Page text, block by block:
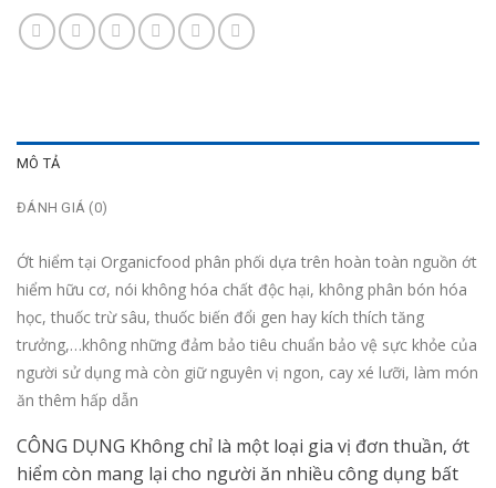
MÔ TẢ
ĐÁNH GIÁ (0)
Ớt hiểm tại Organicfood phân phối dựa trên hoàn toàn nguồn ớt
hiểm hữu cơ, nói không hóa chất độc hại, không phân bón hóa
học, thuốc trừ sâu, thuốc biến đổi gen hay kích thích tăng
trưởng,…không những đảm bảo tiêu chuẩn bảo vệ sực khỏe của
người sử dụng mà còn giữ nguyên vị ngon, cay xé lưỡi, làm món
ăn thêm hấp dẫn
CÔNG DỤNG Không chỉ là một loại gia vị đơn thuần, ớt
hiểm còn mang lại cho người ăn nhiều công dụng bất